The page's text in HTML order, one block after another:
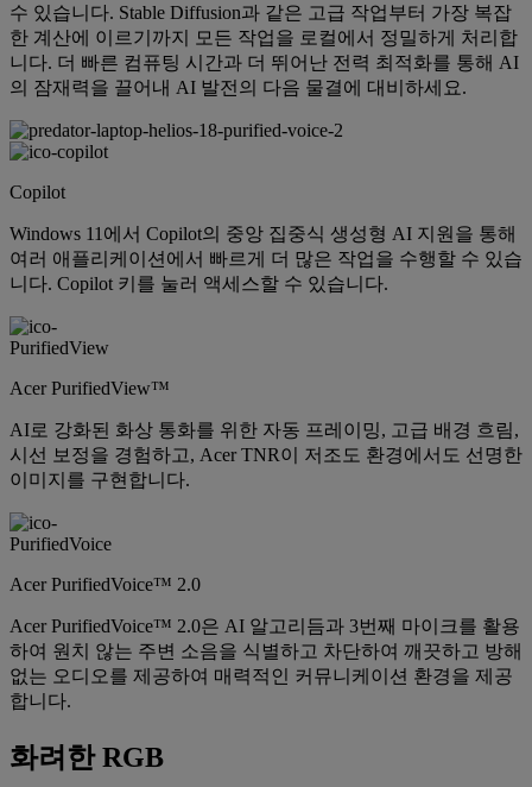
수 있습니다. Stable Diffusion과 같은 고급 작업부터 가장 복잡
한 계산에 이르기까지 모든 작업을 로컬에서 정밀하게 처리합
니다. 더 빠른 컴퓨팅 시간과 더 뛰어난 전력 최적화를 통해 AI
의 잠재력을 끌어내 AI 발전의 다음 물결에 대비하세요.
Copilot
Windows 11에서 Copilot의 중앙 집중식 생성형 AI 지원을 통해
여러 애플리케이션에서 빠르게 더 많은 작업을 수행할 수 있습
니다. Copilot 키를 눌러 액세스할 수 있습니다.
Acer PurifiedView™
AI로 강화된 화상 통화를 위한 자동 프레이밍, 고급 배경 흐림,
시선 보정을 경험하고, Acer TNR이 저조도 환경에서도 선명한
이미지를 구현합니다.
Acer PurifiedVoice™ 2.0
Acer PurifiedVoice™ 2.0은 AI 알고리듬과 3번째 마이크를 활용
하여 원치 않는 주변 소음을 식별하고 차단하여 깨끗하고 방해
없는 오디오를 제공하여 매력적인 커뮤니케이션 환경을 제공
합니다.
화려한 RGB